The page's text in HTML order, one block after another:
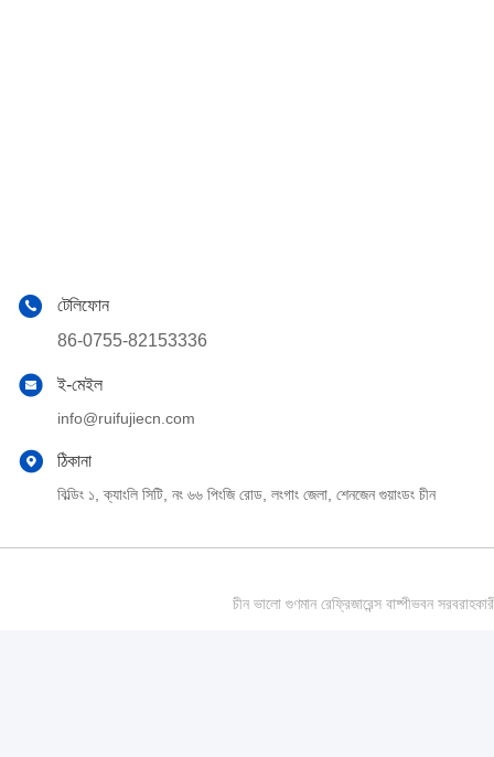
টেলিফোন
86-0755-82153336
ই-মেইল
info@ruifujiecn.com
ঠিকানা
বিল্ডিং ১, ক্যাংলি সিটি, নং ৬৬ পিংজি রোড, লংগাং জেলা, শেনজেন গুয়াংডং চীন
চীন ভালো গুণমান রেফ্রিজারেন্স বাষ্পীভবন